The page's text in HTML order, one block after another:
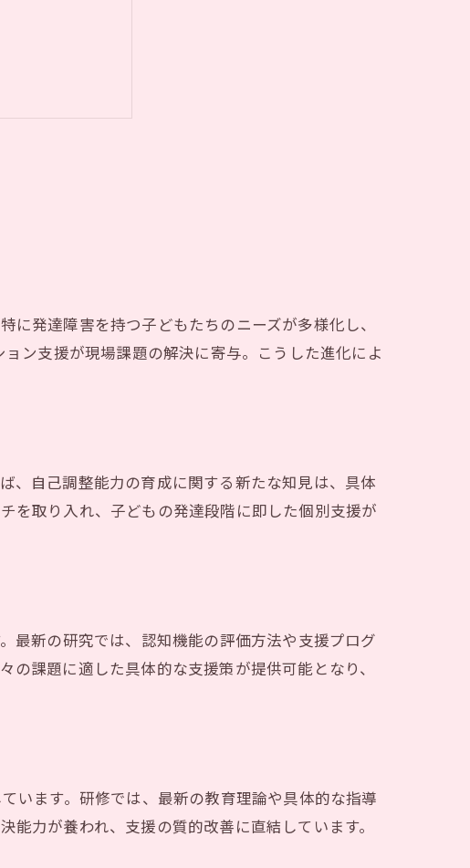
の影響
義
の実践知
ク
すか
発達障害を持つ子どもたちのニーズが多様化し、
ン支援が現場課題の解決に寄与。こうした進化によ
、自己調整能力の育成に関する新たな知見は、具体
を取り入れ、子どもの発達段階に即した個別支援が
最新の研究では、認知機能の評価方法や支援プログ
課題に適した具体的な支援策が提供可能となり、
います。研修では、最新の教育理論や具体的な指導
力が養われ、支援の質的改善に直結しています。